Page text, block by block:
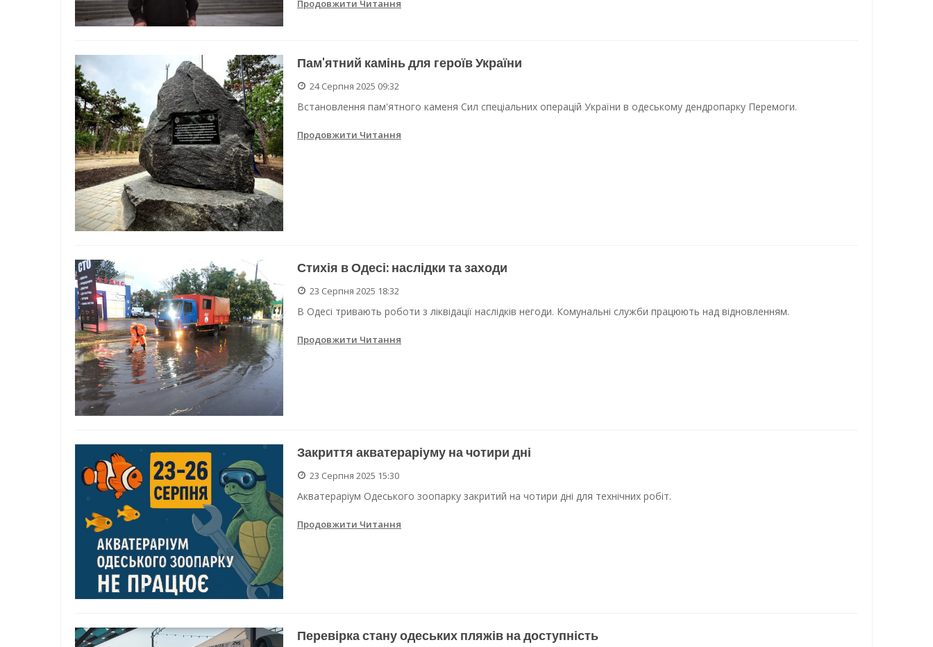
Продовжити Читання
Пам'ятний камінь для героїв України
24 Серпня 2025 09:32
Встановлення пам'ятного каменя Сил спеціальних операцій України в одеському дендропарку Перемоги.
Продовжити Читання
Стихія в Одесі: наслідки та заходи
23 Серпня 2025 18:32
В Одесі тривають роботи з ліквідації наслідків негоди. Комунальні служби працюють над відновленням.
Продовжити Читання
Закриття акватераріуму на чотири дні
23 Серпня 2025 15:30
Акватераріум Одеського зоопарку закритий на чотири дні для технічних робіт.
Продовжити Читання
Перевірка стану одеських пляжів на доступність